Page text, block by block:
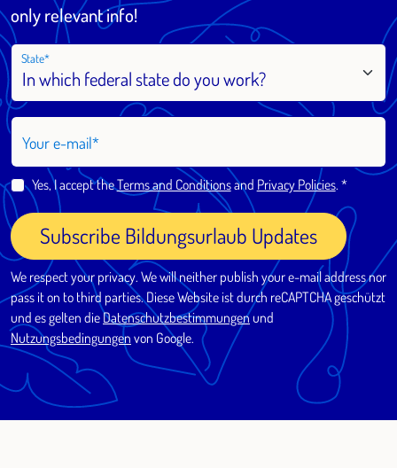
only relevant info!
State
Your e-mail
Yes, I accept theTerms and Conditionsand Privacy Policies.
Subscribe Bildungsurlaub Updates
We respect your privacy. We will neither publish your e-mail address nor
pass it on to third parties. Diese Website ist durch reCAPTCHA geschützt
und es gelten dieDatenschutzbestimmungenund
Nutzungsbedingungen von Google.